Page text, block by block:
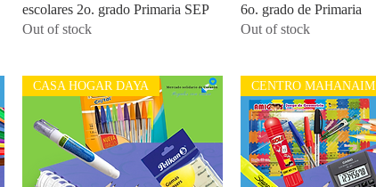
escolares 2o. grado Primaria SEP
Out of stock
6o. grado de Primaria
Out of stock
CASA HOGAR DAYA CENTRO MAHANAIM